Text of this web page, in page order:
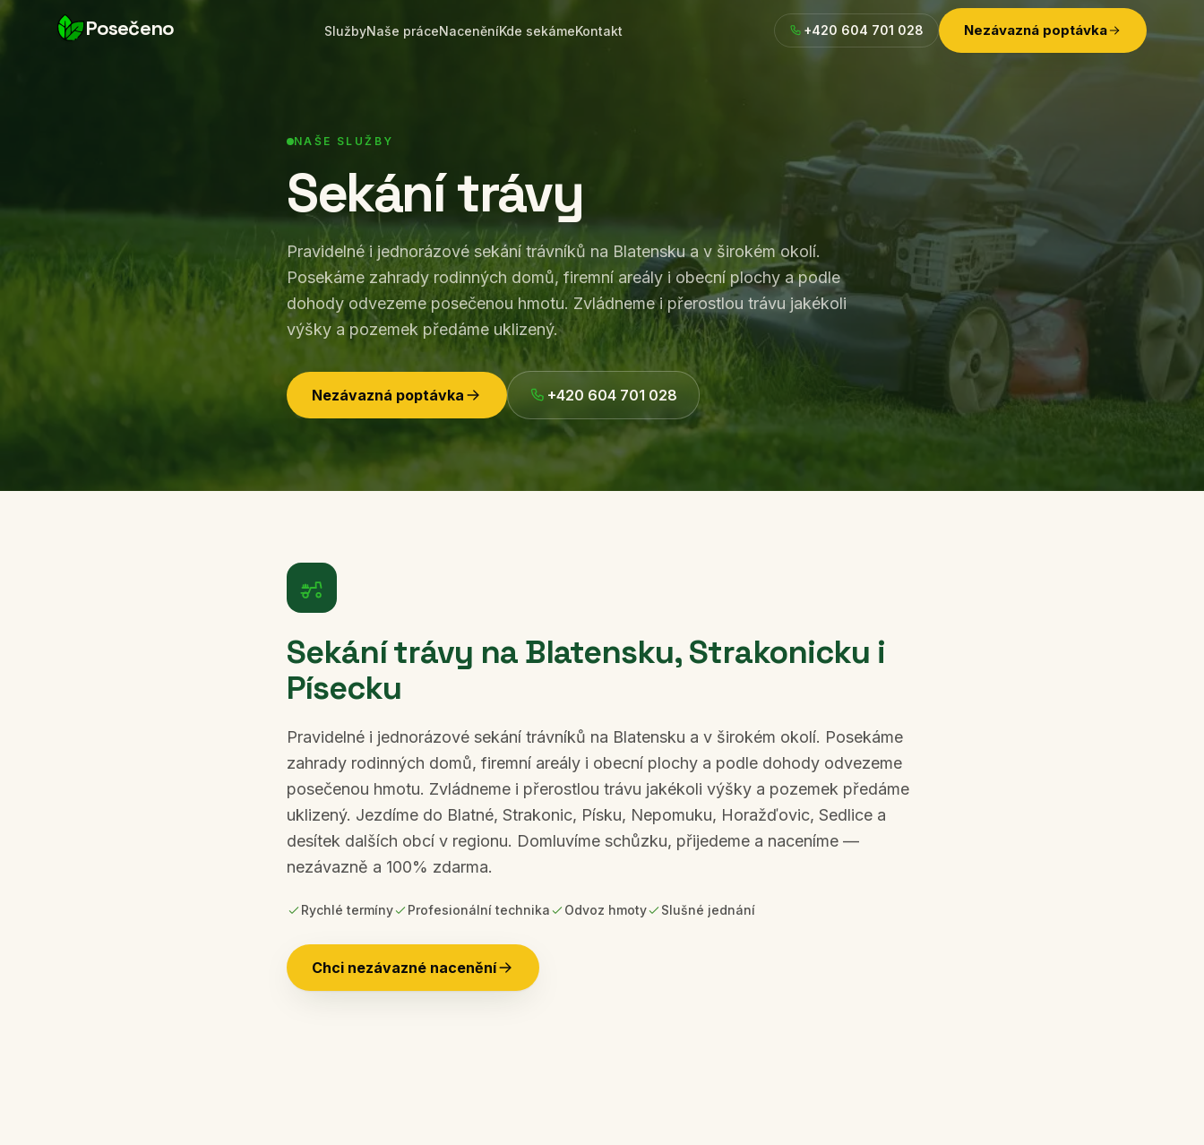
Posečeno SlužbyNaše práceNaceněníKde sekámeKontakt +420 604 701 028 Nezávazná poptávka
NAŠE SLUŽBY
Sekání trávy
Pravidelné i jednorázové sekání trávníků na Blatensku a v širokém okolí.
Posekáme zahrady rodinných domů, firemní areály i obecní plochy a podle
dohody odvezeme posečenou hmotu. Zvládneme i přerostlou trávu jakékoli
výšky a pozemek předáme uklizený.
Nezávazná poptávka +420 604 701 028
Sekání trávy na Blatensku, Strakonicku i
Písecku
Pravidelné i jednorázové sekání trávníků na Blatensku a v širokém okolí. Posekáme
zahrady rodinných domů, firemní areály i obecní plochy a podle dohody odvezeme
posečenou hmotu. Zvládneme i přerostlou trávu jakékoli výšky a pozemek předáme
uklizený. Jezdíme do Blatné, Strakonic, Písku, Nepomuku, Horažďovic, Sedlice a
desítek dalších obcí v regionu. Domluvíme schůzku, přijedeme a naceníme —
nezávazně a 100% zdarma.
Rychlé termíny Profesionální technika Odvoz hmoty Slušné jednání
Chci nezávazné nacenění